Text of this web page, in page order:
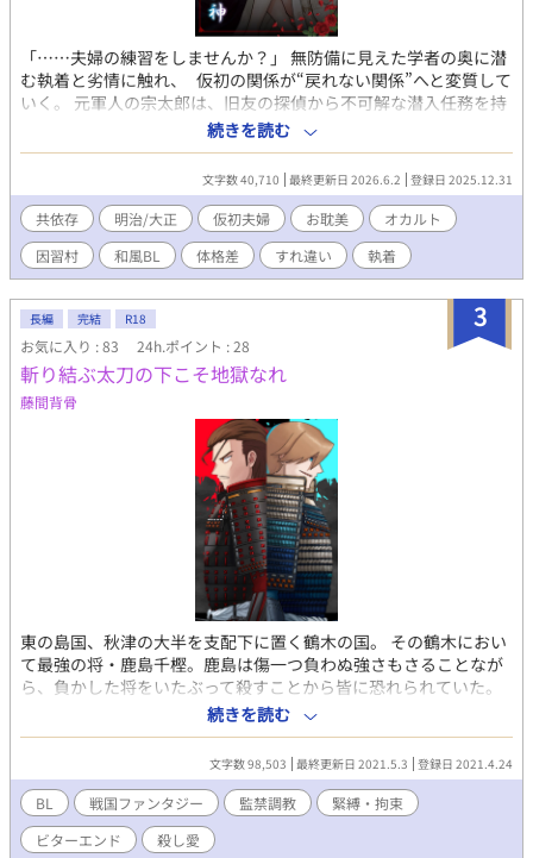
「……夫婦の練習をしませんか？」 無防備に見えた学者の奥に潜
む執着と劣情に触れ、 仮初の関係が“戻れない関係”へと変質して
いく。 元軍人の宗太郎は、旧友の探偵から不可解な潜入任務を持
ちかけられる。 行き先は、狐神信仰と血縁重視の因習が今も生き
る閉鎖村。 村では若者が忽然と消え、村人は神の仕業と信じて
いた。 外部の人間が村に留まるためには、“夫婦”として振る舞う
ことが条件だった。 仮の配偶者に選ばれたのは、中性的な容貌を
持つ民俗学者・八雲仁。 学術調査のためと割り切ったはずの関
係は、 次第に歪められていく。 何日も互いを貪り、中に注ぎ込
み続ける二人。 そして正気に戻った後に訪れるのは――。 ※シチ
ュエーション重視で甘さゼロです。 事後が気まずい。 ミステリー
ぽい感じです。バッドエンドではないけれど、後味悪いエンド。
時代背景などは適当ですのでお手柔らかにお願いします…。 表紙
の色塗りのみ生成AIで作成しました。 ※見世物小屋ノ蛇男のキャ
ラが登場しますが読まなくても話は理解できます R18の過激な表
現があります。 苦手な方はご注意下さい。 ーーー 文学っぽいドロ
ドロ感や官能、オチに皮肉さが出せるように書いてみました。 完
結済みですがちょこちょこ手直し中。 ミステリー要素あり / ビタ
ーエンド / 大正ロマン / 軍人
続きを読む
文字数 40,710 最終更新日 2026.6.2 登録日 2025.12.31
共依存 明治/大正 仮初夫婦 お耽美
オカルト
因習村
和風BL 体格差 すれ違い 執着
3
長編 完結 R18
お気に入り : 83 24h.ポイント : 28
斬り結ぶ太刀の下こそ地獄なれ
藤間背骨
東の島国、秋津の大半を支配下に置く鶴木の国。 その鶴木におい
て最強の将・鹿島千樫。鹿島は傷一つ負わぬ強さもさることなが
ら、負かした将をいたぶって殺すことから皆に恐れられていた。
北の国、高瀬に攻め入った鹿島は高瀬の長・犬吠森親則と刃を交
え、初めて傷を負う。 自分より強い親則に鹿島は執着し、謀略に
よって降伏してきた親則を監禁して凌辱するのだった。 ■ビター
エンド。 ■敬語鬼畜ドS攻め×一匹狼受け。脇役のエロもありま
す。 ■特殊プレイ要素：無理矢理、緊縛、羞恥プレイ、異物挿
入、疑似産卵、産卵、蝋燭プレイ、スカトロ（大・小）、スパン
キング、触手、乳首責め、尿道責め、顔面騎乗、獣姦
続きを読む
文字数 98,503 最終更新日 2021.5.3 登録日 2021.4.24
BL 戦国ファンタジー 監禁調教
緊縛・拘束
ビターエンド
殺し愛